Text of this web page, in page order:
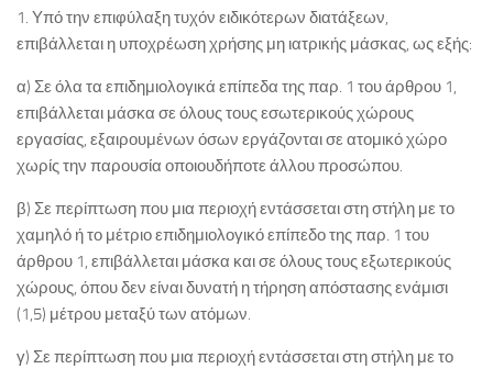
1. Υπό την επιφύλαξη τυχόν ειδικότερων διατάξεων,
επιβάλλεται η υποχρέωση χρήσης μη ιατρικής μάσκας, ως εξής:
α) Σε όλα τα επιδημιολογικά επίπεδα της παρ. 1 του άρθρου 1,
επιβάλλεται μάσκα σε όλους τους εσωτερικούς χώρους
εργασίας, εξαιρουμένων όσων εργάζονται σε ατομικό χώρο
χωρίς την παρουσία οποιουδήποτε άλλου προσώπου.
β) Σε περίπτωση που μια περιοχή εντάσσεται στη στήλη με το
χαμηλό ή το μέτριο επιδημιολογικό επίπεδο της παρ. 1 του
άρθρου 1, επιβάλλεται μάσκα και σε όλους τους εξωτερικούς
χώρους, όπου δεν είναι δυνατή η τήρηση απόστασης ενάμισι
(1,5) μέτρου μεταξύ των ατόμων.
γ) Σε περίπτωση που μια περιοχή εντάσσεται στη στήλη με το